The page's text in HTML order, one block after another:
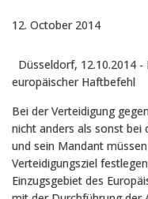
12. October 2014
Düsseldorf, 12.10.2014
europäischer Haftbefehl
Bei der Verteidigung
nicht anders als sonst bei
und sein Mandant
Verteidigungsziel
Einzugsgebiet des